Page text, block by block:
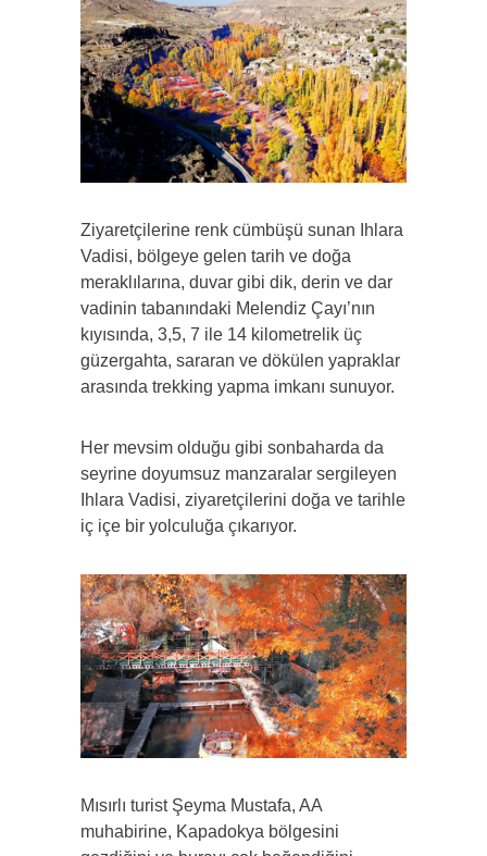
Ziyaretçilerine renk cümbüşü sunan Ihlara
Vadisi, bölgeye gelen tarih ve doğa
meraklılarına, duvar gibi dik, derin ve dar
vadinin tabanındaki Melendiz Çayı’nın
kıyısında, 3,5, 7 ile 14 kilometrelik üç
güzergahta, sararan ve dökülen yapraklar
arasında trekking yapma imkanı sunuyor.
Her mevsim olduğu gibi sonbaharda da
seyrine doyumsuz manzaralar sergileyen
Ihlara Vadisi, ziyaretçilerini doğa ve tarihle
iç içe bir yolculuğa çıkarıyor.
Mısırlı turist Şeyma Mustafa, AA
muhabirine, Kapadokya bölgesini